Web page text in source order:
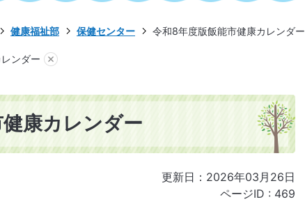
健康福祉部 保健センター 令和8年度版飯能市健康カレンダー
ンダー
康カレンダー
更新日：2026年03月26日
ページID : 469